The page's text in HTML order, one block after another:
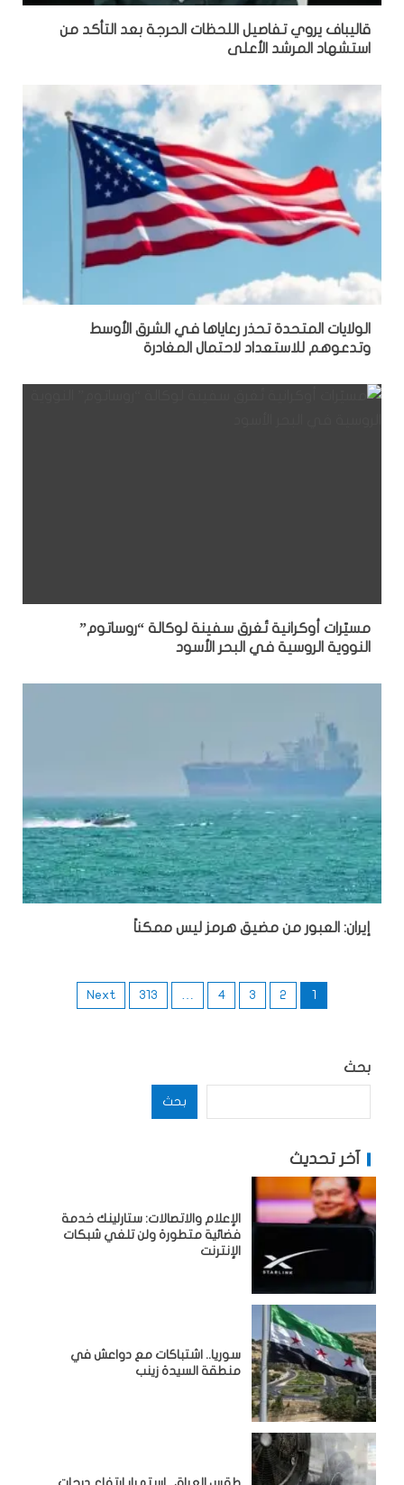
قاليباف يروي تفاصيل اللحظات الحرجة بعد التأكد من
استشهاد المرشد الأعلى
الولايات المتحدة تحذر رعاياها في الشرق الأوسط
وتدعوهم للاستعداد لاحتمال المغادرة
مسيّرات أوكرانية تُغرق سفينة لوكالة “روساتوم”
النووية الروسية في البحر الأسود
إيران: العبور من مضيق هرمز ليس ممكناً
1
2
3
4
…
313
Next
بحث
بحث
آخر تحديث
الإعلام والاتصالات: ستارلينك خدمة
فضائية متطورة ولن تلغي شبكات
الإنترنت
سوريا.. اشتباكات مع دواعش في
منطقة السيدة زينب